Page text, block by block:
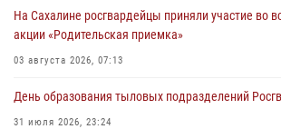
На Сахалине росгвардейцы приняли участие во
акции «Родительская приемка»
03 августа 2026, 07:13
День образования тыловых подразделений
31 июля 2026, 23:24